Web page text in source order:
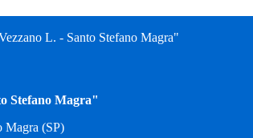
L. - Santo Stefano Magra"
Stefano Magra"
Magra (SP)